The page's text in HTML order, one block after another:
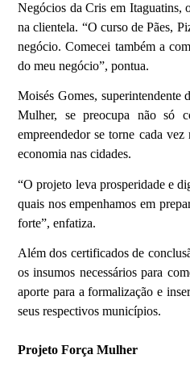
Negócios da Cris em Itaguatins,
na clientela. “O curso de Pães,
negócio. Comecei também a
do meu negócio”, pontua.
Moisés Gomes, superintendente
Mulher, se preocupa não só
empreendedor se torne cada
economia nas cidades.
“O projeto leva prosperidade e
quais nos empenhamos em
forte”, enfatiza.
Além dos certificados de
os insumos necessários para
aporte para a formalização e
seus respectivos municípios.
Projeto Força Mulher